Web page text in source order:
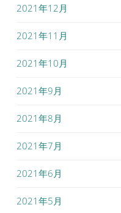
2021年12月
2021年11月
2021年10月
2021年9月
2021年8月
2021年7月
2021年6月
2021年5月